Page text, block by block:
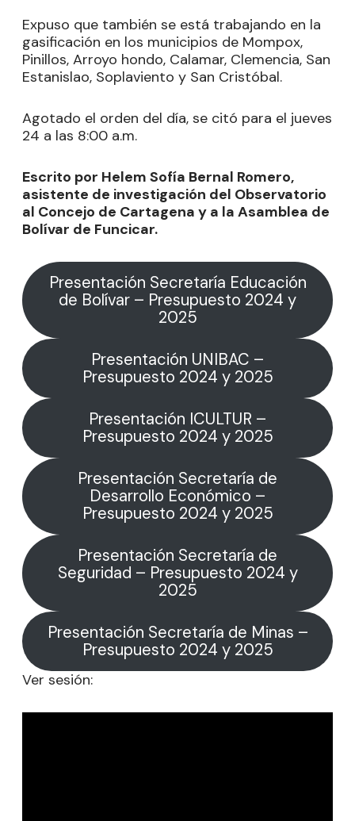
Expuso que también se está trabajando en la
gasificación en los municipios de Mompox,
Pinillos, Arroyo hondo, Calamar, Clemencia, San
Estanislao, Soplaviento y San Cristóbal.
Agotado el orden del día, se citó para el jueves
24 a las 8:00 a.m.
Escrito por Helem Sofía Bernal Romero,
asistente de investigación del Observatorio
al Concejo de Cartagena y a la Asamblea de
Bolívar de Funcicar.
Presentación Secretaría Educación
de Bolívar – Presupuesto 2024 y
2025
Presentación UNIBAC –
Presupuesto 2024 y 2025
Presentación ICULTUR –
Presupuesto 2024 y 2025
Presentación Secretaría de
Desarrollo Económico –
Presupuesto 2024 y 2025
Presentación Secretaría de
Seguridad – Presupuesto 2024 y
2025
Presentación Secretaría de Minas –
Presupuesto 2024 y 2025
Ver sesión: